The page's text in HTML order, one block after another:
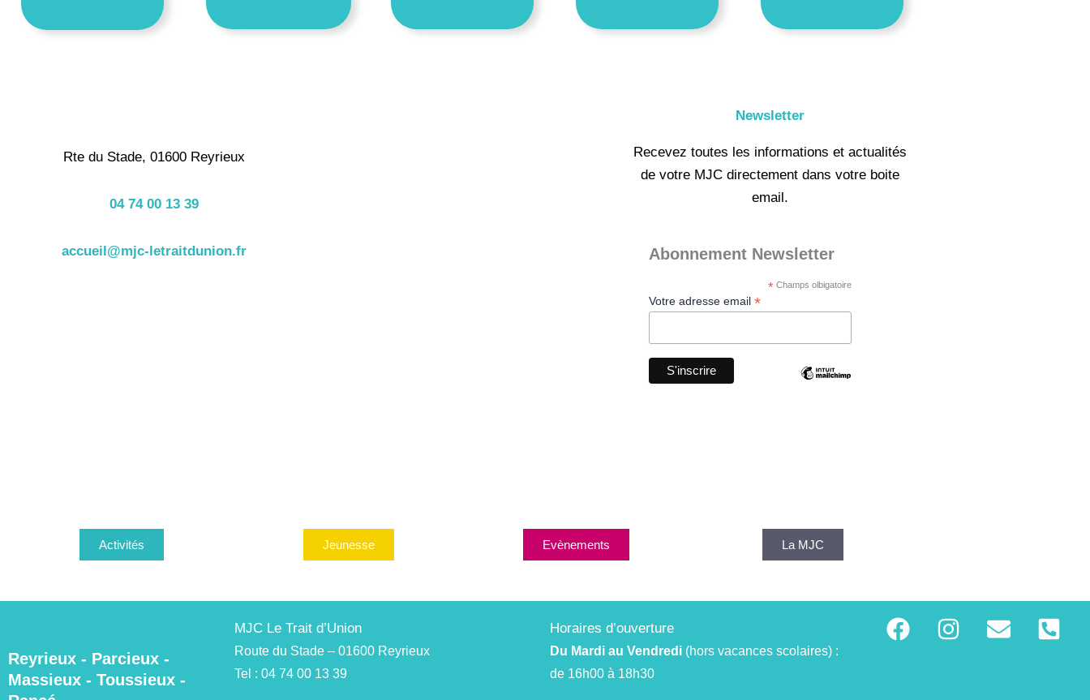
Rte du Stade, 01600 Reyrieux
04 74 00 13 39
accueil@mjc-letraitdunion.fr
Newsletter
Recevez toutes les informations et actualités
de votre MJC directement dans votre boite
email.
Abonnement Newsletter
*Champs olbigatoire
Votre adresse email *
Activités Jeunesse Evènements La MJC
Reyrieux - Parcieux -
Massieux - Toussieux -
MJC Le Trait d’Union
Route du Stade – 01600 Reyrieux
Tel : 04 74 00 13 39
Horaires d’ouverture
Du Mardi au Vendredi(hors vacances scolaires) :
de 16h00 à 18h30